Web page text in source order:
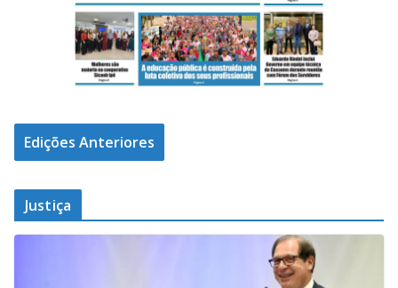
Edições Anteriores
Justiça